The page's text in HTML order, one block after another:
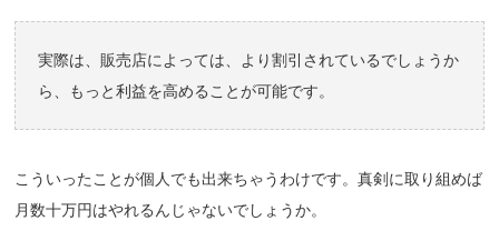
実際は、販売店によっては、より割引されているでしょうか
ら、もっと利益を高めることが可能です。
こういったことが個人でも出来ちゃうわけです。真剣に取り組めば
月数十万円はやれるんじゃないでしょうか。